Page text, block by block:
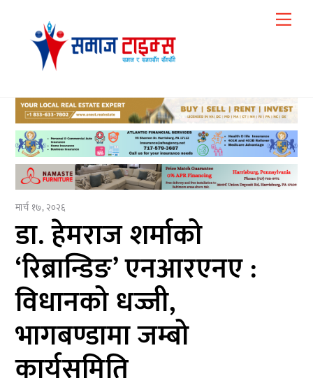
content
मार्च १७, २०२६
डा. हेमराज शर्माको
‘रिब्रान्डिङ’ एनआरएनए :
विधानको धज्जी,
भागबण्डामा जम्बो